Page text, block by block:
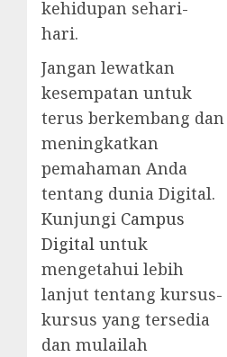
kehidupan sehari-
hari.
Jangan lewatkan
kesempatan untuk
terus berkembang dan
meningkatkan
pemahaman Anda
tentang dunia Digital.
Kunjungi Campus
Digital untuk
mengetahui lebih
lanjut tentang kursus-
kursus yang tersedia
dan mulailah